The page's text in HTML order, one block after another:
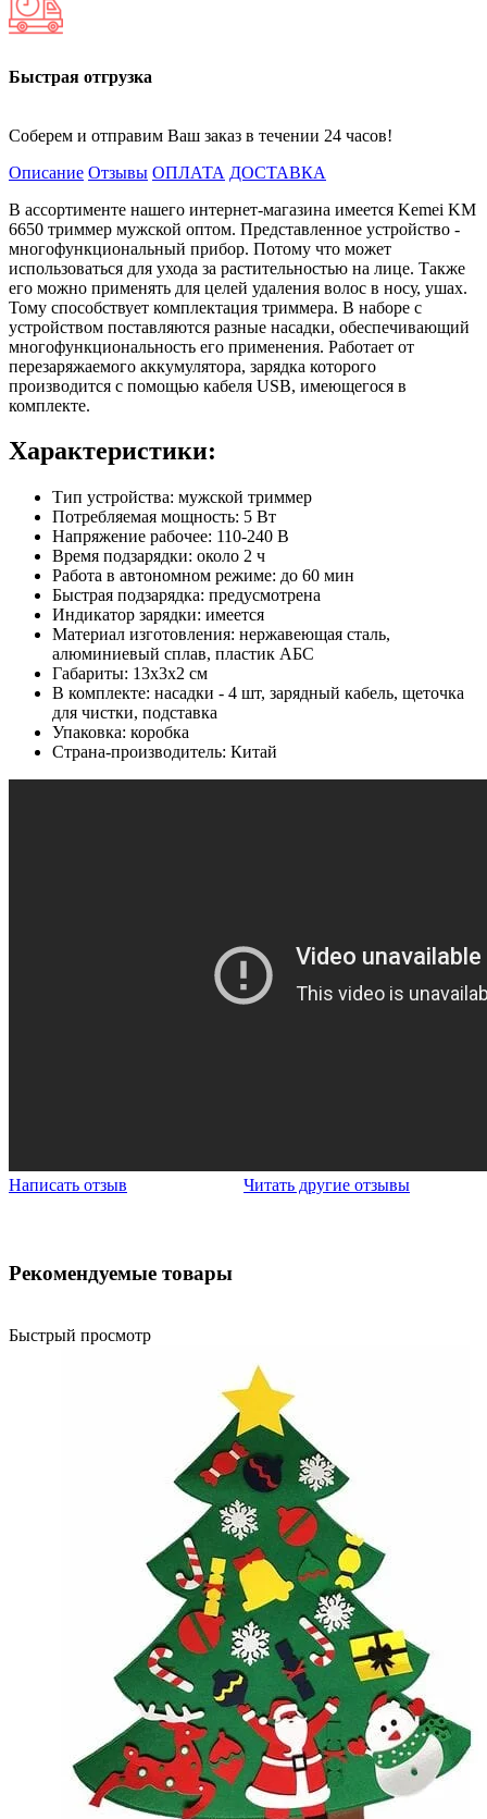
Быстрая отгрузка
Соберем и отправим Ваш заказ в течении 24 часов!
Описание Отзывы ОПЛАТА ДОСТАВКА
В ассортименте нашего интернет-магазина имеется Kemei KM
6650 триммер мужской оптом. Представленное устройство -
многофункциональный прибор. Потому что может
использоваться для ухода за растительностью на лице. Также
его можно применять для целей удаления волос в носу, ушах.
Тому способствует комплектация триммера. В наборе с
устройством поставляются разные насадки, обеспечивающий
многофункциональность его применения. Работает от
перезаряжаемого аккумулятора, зарядка которого
производится с помощью кабеля USB, имеющегося в
комплекте.
Характеристики:
Тип устройства: мужской триммер
Потребляемая мощность: 5 Вт
Напряжение рабочее: 110-240 В
Время подзарядки: около 2 ч
Работа в автономном режиме: до 60 мин
Быстрая подзарядка: предусмотрена
Индикатор зарядки: имеется
Материал изготовления: нержавеющая сталь,
алюминиевый сплав, пластик АБС
Габариты: 13х3х2 см
В комплекте: насадки - 4 шт, зарядный кабель, щеточка
для чистки, подставка
Упаковка: коробка
Страна-производитель: Китай
Написать отзыв Читать другие отзывы
Рекомендуемые товары
Быстрый просмотр